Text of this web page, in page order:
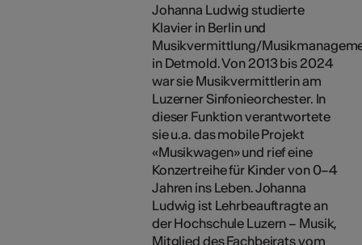
Johanna Ludwig studierte
Klavier in Berlin und
Musikvermittlung/
in Detmold. Von 2013 bis 2024
war sie Musikvermittlerin am
Luzerner Sinfonieorchester. In
dieser Funktion verantwortete
sie u.a. das mobile Projekt
«Musikwagen» und rief eine
Konzertreihe für Kinder von 0–4
Jahren ins Leben. Johanna
Ludwig ist Lehrbeauftragte an
der Hochschule Luzern – Musik,
Mitglied des Fachbeirats vom